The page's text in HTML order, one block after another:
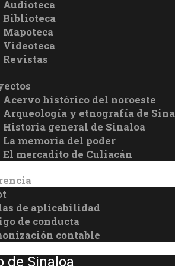
Audioteca
Biblioteca
Mapoteca
Videoteca
Revistas
Acervo histórico del noroeste
Arqueología y etnografía de
Historia general de Sinaloa
La memoria del poder
El mercadito de Culiacán
de aplicabilidad
de conducta
contable